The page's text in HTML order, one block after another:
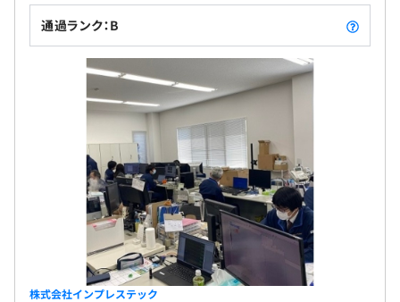
通過ランク：B
株式会社インプレステック